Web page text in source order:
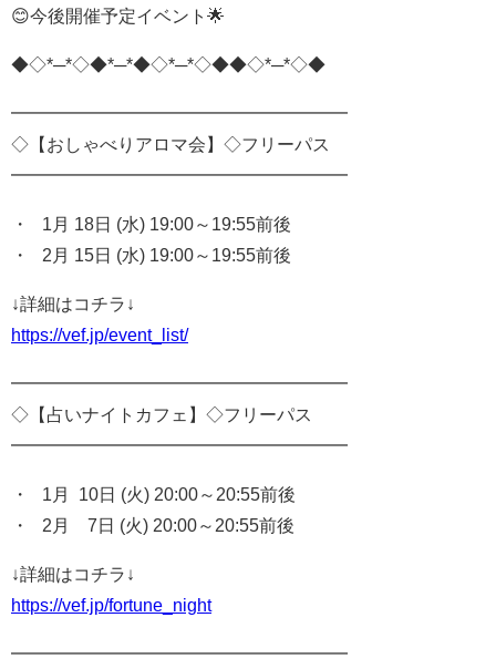
😊今後開催予定イベント🌟
◆◇*─*◇◆*─*◆◇*─*◇◆◆◇*─*◇◆
━━━━━━━━━━━━━━━━━━━
◇【おしゃべりアロマ会】◇フリーパス
━━━━━━━━━━━━━━━━━━━
・ 1月 18日 (水) 19:00～19:55前後
・ 2月 15日 (水) 19:00～19:55前後
↓詳細はコチラ↓
https://vef.jp/event_list/
━━━━━━━━━━━━━━━━━━━
◇【占いナイトカフェ】◇フリーパス
━━━━━━━━━━━━━━━━━━━
・ 1月 10日 (火) 20:00～20:55前後
・ 2月 7日 (火) 20:00～20:55前後
↓詳細はコチラ↓
https://vef.jp/fortune_night
━━━━━━━━━━━━━━━━━━━